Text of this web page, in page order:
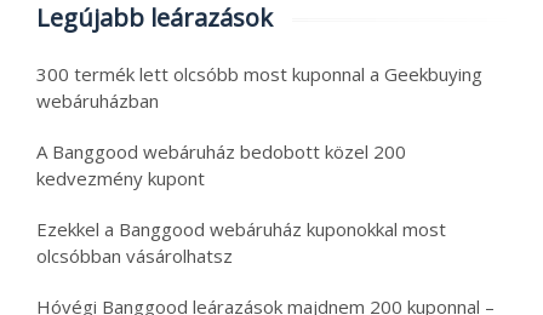
Legújabb leárazások
300 termék lett olcsóbb most kuponnal a Geekbuying
webáruházban
A Banggood webáruház bedobott közel 200
kedvezmény kupont
Ezekkel a Banggood webáruház kuponokkal most
olcsóbban vásárolhatsz
Hóvégi Banggood leárazások majdnem 200 kuponnal –